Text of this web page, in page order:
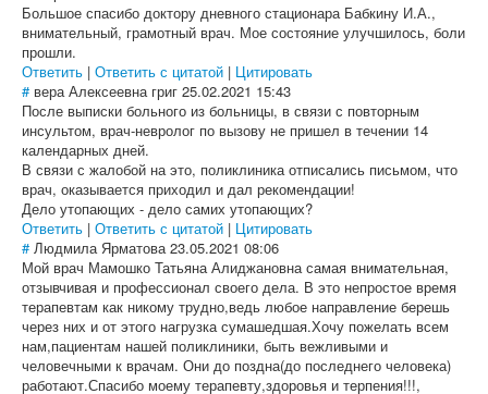
Большое спасибо доктору дневного стационара Бабкину И.А.,
внимательный, грамотный врач. Мое состояние улучшилось, боли
прошли.
Ответить | Ответить с цитатой | Цитировать
# вера Алексеевна григ 25.02.2021 15:43
После выписки больного из больницы, в связи с повторным
инсультом, врач-невролог по вызову не пришел в течении 14
календарных дней.
В связи с жалобой на это, поликлиника отписались письмом, что
врач, оказывается приходил и дал рекомендации!
Дело утопающих - дело самих утопающих?
Ответить | Ответить с цитатой | Цитировать
# Людмила Ярматова 23.05.2021 08:06
Мой врач Мамошко Татьяна Алиджановна самая внимательная,
отзывчивая и профессионал своего дела. В это непростое время
терапевтам как никому трудно,ведь любое направление берешь
через них и от этого нагрузка сумашедшая.Хочу пожелать всем
нам,пациентам нашей поликлиники, быть вежливыми и
человечными к врачам. Они до поздна(до последнего человека)
работают.Спасибо моему терапевту,здоровья и терпения!!!,